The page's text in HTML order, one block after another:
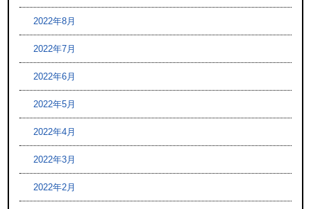
2022年8月
2022年7月
2022年6月
2022年5月
2022年4月
2022年3月
2022年2月